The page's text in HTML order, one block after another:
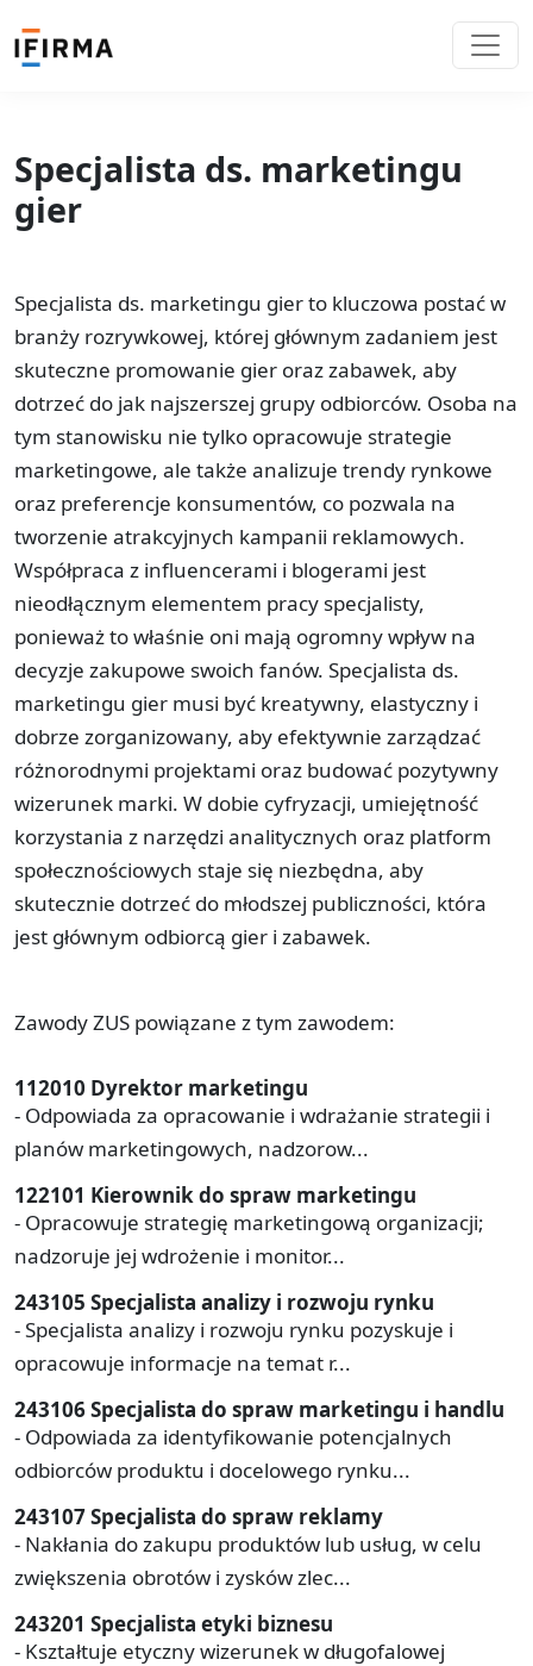
Specjalista ds. marketingu
gier
Specjalista ds. marketingu gier to kluczowa postać w
branży rozrywkowej, której głównym zadaniem jest
skuteczne promowanie gier oraz zabawek, aby
dotrzeć do jak najszerszej grupy odbiorców. Osoba na
tym stanowisku nie tylko opracowuje strategie
marketingowe, ale także analizuje trendy rynkowe
oraz preferencje konsumentów, co pozwala na
tworzenie atrakcyjnych kampanii reklamowych.
Współpraca z influencerami i blogerami jest
nieodłącznym elementem pracy specjalisty,
ponieważ to właśnie oni mają ogromny wpływ na
decyzje zakupowe swoich fanów. Specjalista ds.
marketingu gier musi być kreatywny, elastyczny i
dobrze zorganizowany, aby efektywnie zarządzać
różnorodnymi projektami oraz budować pozytywny
wizerunek marki. W dobie cyfryzacji, umiejętność
korzystania z narzędzi analitycznych oraz platform
społecznościowych staje się niezbędna, aby
skutecznie dotrzeć do młodszej publiczności, która
jest głównym odbiorcą gier i zabawek.
Zawody ZUS powiązane z tym zawodem:
112010 Dyrektor marketingu
- Odpowiada za opracowanie i wdrażanie strategii i
planów marketingowych, nadzorow...
122101 Kierownik do spraw marketingu
- Opracowuje strategię marketingową organizacji;
nadzoruje jej wdrożenie i monitor...
243105 Specjalista analizy i rozwoju rynku
- Specjalista analizy i rozwoju rynku pozyskuje i
opracowuje informacje na temat r...
243106 Specjalista do spraw marketingu i handlu
- Odpowiada za identyfikowanie potencjalnych
odbiorców produktu i docelowego rynku...
243107 Specjalista do spraw reklamy
- Nakłania do zakupu produktów lub usług, w celu
zwiększenia obrotów i zysków zlec...
243201 Specjalista etyki biznesu
- Kształtuje etyczny wizerunek w długofalowej